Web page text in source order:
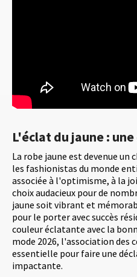
L'éclat du jaune :
La robe jaune est devenue un
les fashionistas du monde
associée à l'optimisme, à la
choix audacieux pour de
jaune soit vibrant et
pour le porter avec succès
couleur éclatante avec la
mode 2026, l'association des
essentielle pour faire une
impactante.